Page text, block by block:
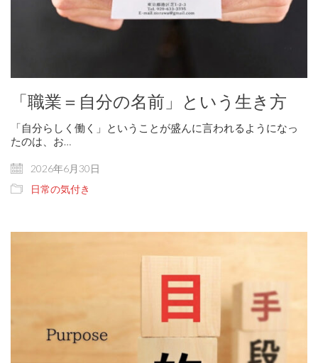
「職業＝自分の名前」という生き方
「自分らしく働く」ということが盛んに言われるようになっ
たのは、お…
2026年6月30日
日常の気付き